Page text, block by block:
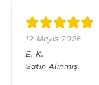
12 Mayıs 2026
E. K.
Satın Alınmış